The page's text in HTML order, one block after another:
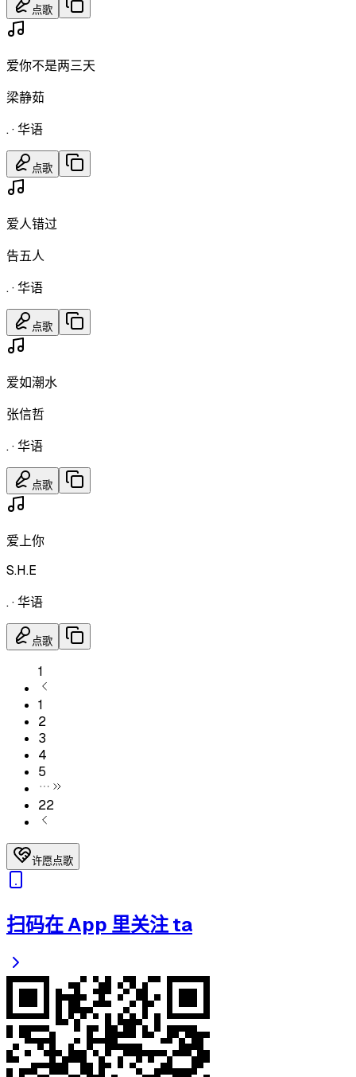
点歌
爱你不是两三天
梁静茹
.·华语
点歌
爱人错过
告五人
.·华语
点歌
爱如潮水
张信哲
.·华语
点歌
爱上你
S.H.E
.·华语
点歌
1
1
2
3
4
5
22
许愿点歌
扫码在 App 里关注 ta